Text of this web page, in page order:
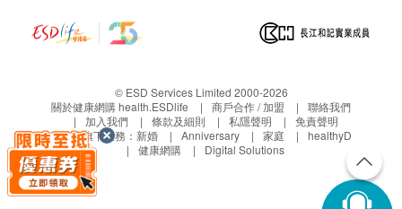
© ESD Services Limited 2000-2026
關於健康網購 health.ESDlife
商戶合作 / 加盟
聯絡我們
加入我們
條款及細則 私隱聲明
免責聲明
生活易旗下業務： 新婚 Anniversary 家庭
healthyD
健康網購
Digital Solutions